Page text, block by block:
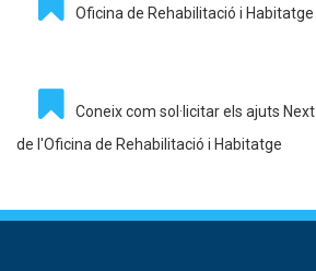
Oficina de Rehabilitació i Habitatge
Coneix com sol·licitar els ajuts
de l'Oficina de Rehabilitació i Habitatge